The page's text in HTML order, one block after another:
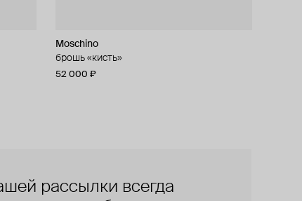
Moschino
брошь «кисть»
52 000 ₽
рассылки всегда